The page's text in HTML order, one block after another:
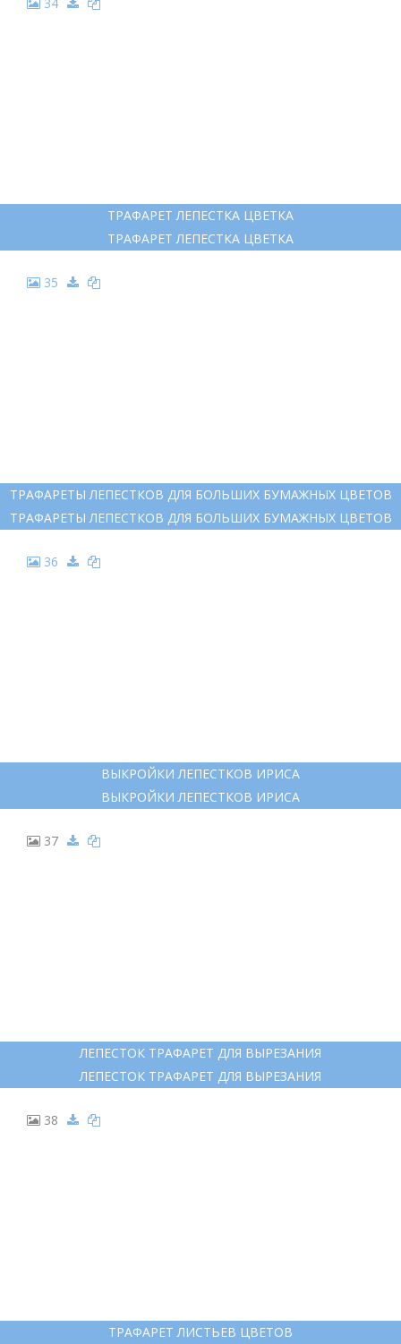
ТРАФАРЕТ ЛЕПЕСТКА ЦВЕТКА
ТРАФАРЕТ ЛЕПЕСТКА ЦВЕТКА
35
ТРАФАРЕТЫ ЛЕПЕСТКОВ ДЛЯ БОЛЬШИХ БУМАЖНЫХ ЦВЕТОВ
ТРАФАРЕТЫ ЛЕПЕСТКОВ ДЛЯ БОЛЬШИХ БУМАЖНЫХ ЦВЕТОВ
36
ВЫКРОЙКИ ЛЕПЕСТКОВ ИРИСА
ВЫКРОЙКИ ЛЕПЕСТКОВ ИРИСА
37
ЛЕПЕСТОК ТРАФАРЕТ ДЛЯ ВЫРЕЗАНИЯ
ЛЕПЕСТОК ТРАФАРЕТ ДЛЯ ВЫРЕЗАНИЯ
38
ТРАФАРЕТ ЛИСТЬЕВ ЦВЕТОВ